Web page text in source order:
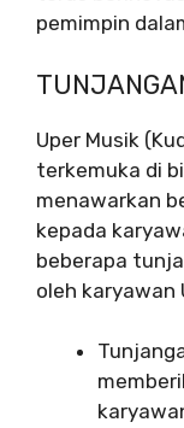
pemimpin
Uper Musik
terkemuka di
menawarkan
kepada
beberapa
oleh karyawan